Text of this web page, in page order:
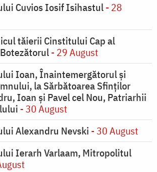
Cuvios Iosif Isihastul- 28
tăierii Cinstitului Cap al
- 29 August
Ioan, Înaintemergătorul şi
la Sărbătoarea Sfinţilor
Ioan şi Pavel cel Nou, Patriarhii
- 30 August
Alexandru Nevski - 30 August
Ierarh Varlaam, Mitropolitul